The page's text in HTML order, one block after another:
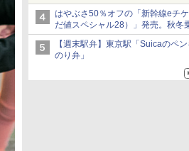
か、注目ブランドコラボが実現
はやぶさ50％オフの「新幹線eチ
だ値スペシャル28）」発売。秋冬
ねっと限定
【週末駅弁】東京駅「Suicaのペ
のり弁」